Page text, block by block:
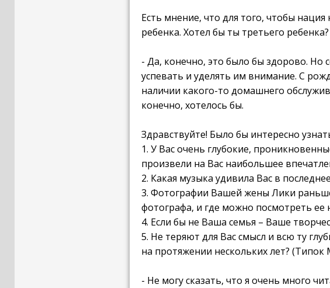
Есть мнение, что для того, чтобы
ребенка. Хотел бы ты третьего
- Да, конечно, это было бы здорово. Но
успевать и уделять им внимание. С
наличии какого-то домашнего
конечно, хотелось бы.
Здравствуйте! Было бы интересно
1. У Вас очень глубокие,
произвели на Вас наибольшее
2. Какая музыка удивила Вас в
3. Фотографии Вашей жены Лики
фотографа, и где можно посмотреть
4. Если бы не Ваша семья – Ваше
5. Не теряют для Вас смысл и всю ту
на протяжении нескольких лет? (Типок
- Не могу сказать, что я очень много